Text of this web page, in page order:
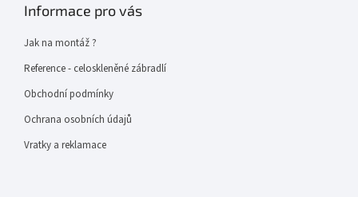
Informace pro vás
Jak na montáž ?
Reference - celoskleněné zábradlí
Obchodní podmínky
Ochrana osobních údajů
Vratky a reklamace